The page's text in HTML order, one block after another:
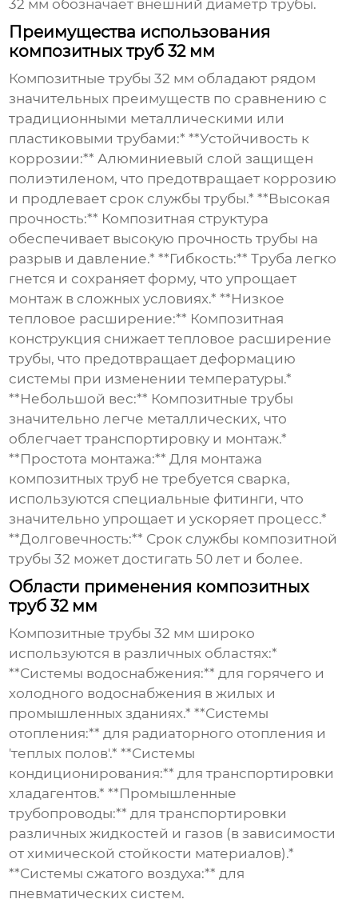
32 мм обозначает внешний диаметр трубы.
Преимущества использования
композитных труб 32 мм
Композитные трубы 32 мм обладают рядом
значительных преимуществ по сравнению с
традиционными металлическими или
пластиковыми трубами:* **Устойчивость к
коррозии:** Алюминиевый слой защищен
полиэтиленом, что предотвращает коррозию
и продлевает срок службы трубы.* **Высокая
прочность:** Композитная структура
обеспечивает высокую прочность трубы на
разрыв и давление.* **Гибкость:** Труба легко
гнется и сохраняет форму, что упрощает
монтаж в сложных условиях.* **Низкое
тепловое расширение:** Композитная
конструкция снижает тепловое расширение
трубы, что предотвращает деформацию
системы при изменении температуры.*
**Небольшой вес:** Композитные трубы
значительно легче металлических, что
облегчает транспортировку и монтаж.*
**Простота монтажа:** Для монтажа
композитных труб не требуется сварка,
используются специальные фитинги, что
значительно упрощает и ускоряет процесс.*
**Долговечность:** Срок службы композитной
трубы 32 может достигать 50 лет и более.
Области применения композитных
труб 32 мм
Композитные трубы 32 мм широко
используются в различных областях:*
**Системы водоснабжения:** для горячего и
холодного водоснабжения в жилых и
промышленных зданиях.* **Системы
отопления:** для радиаторного отопления и
'теплых полов'.* **Системы
кондиционирования:** для транспортировки
хладагентов.* **Промышленные
трубопроводы:** для транспортировки
различных жидкостей и газов (в зависимости
от химической стойкости материалов).*
**Системы сжатого воздуха:** для
пневматических систем.